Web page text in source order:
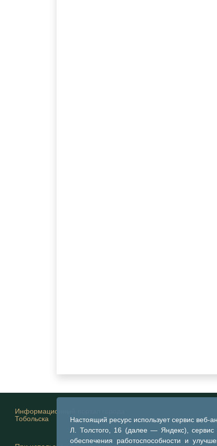
Настоящий ресурс использует сервис
Л. Толстого, 16 (далее — Яндекс), сервис
обеспечения работоспособности и
Информационный портал города
Тобольска